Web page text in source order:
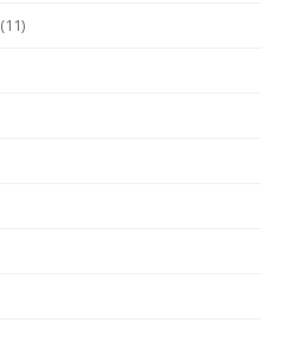
(11)